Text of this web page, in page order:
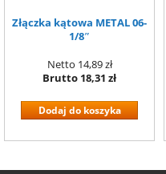
Złączka kątowa METAL 06-
1/8″
Netto 14,89 zł
Brutto 18,31 zł
Dodaj do koszyka